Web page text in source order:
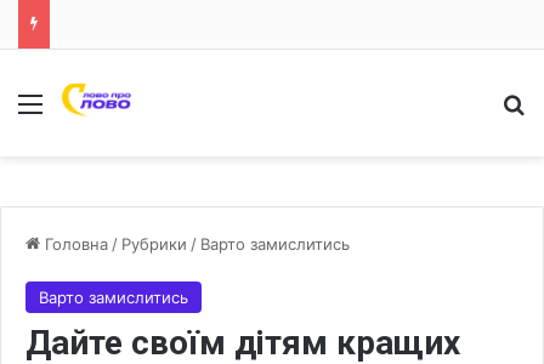
Меню
Головна / Рубрики / Варто замислитись
Варто замислитись
Дайте своїм дітям кращих